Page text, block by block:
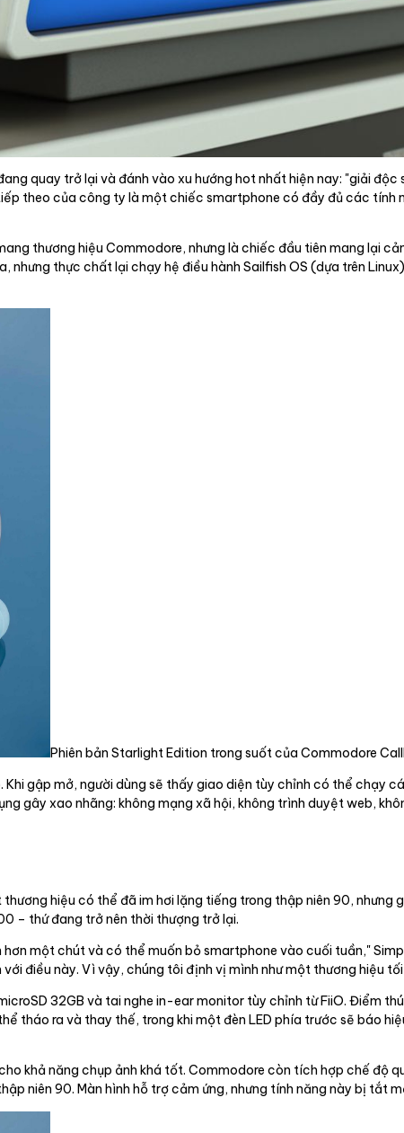
quay trở lại và đánh vào xu hướng hot nhất hiện nay: "giải
theo của công ty là một chiếc smartphone có đầy đủ các tính
thương hiệu Commodore, nhưng là chiếc đầu tiên mang lại
thực chất lại chạy hệ điều hành Sailfish OS (dựa trên
Phiên bản Starlight Edition trong suốt của Commodore
gập mở, người dùng sẽ thấy giao diện tùy chỉnh có thể chạy
gây xao nhãng: không mạng xã hội, không trình duyệt web,
hiệu có thể đã im hơi lặng tiếng trong thập niên 90, nhưng
– thứ đang trở nên thời thượng trở lại.
một chút và có thể muốn bỏ smartphone vào cuối tuần,"
điều này. Vì vậy, chúng tôi định vị mình như một thương hiệu
32GB và tai nghe in-ear monitor tùy chỉnh từ FiiO. Điểm
tháo ra và thay thế, trong khi một đèn LED phía trước sẽ báo
khả năng chụp ảnh khá tốt. Commodore còn tích hợp chế độ
niên 90. Màn hình hỗ trợ cảm ứng, nhưng tính năng này bị tắt